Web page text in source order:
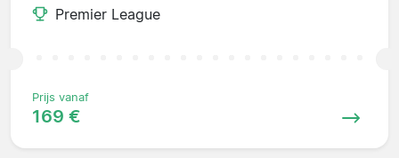
Premier League
Prijs vanaf
169 €